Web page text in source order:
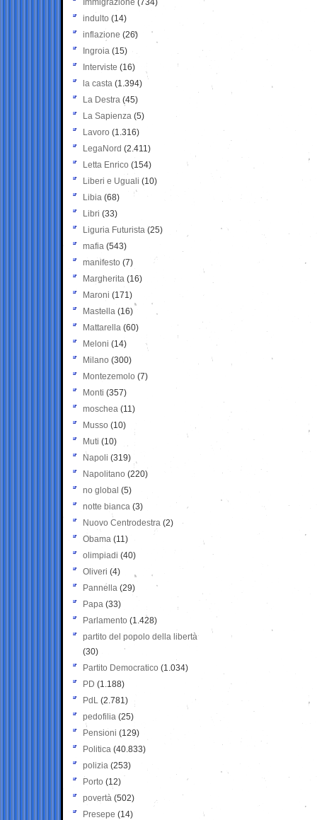
Immigrazione (734)
indulto (14)
inflazione (26)
Ingroia (15)
Interviste (16)
la casta (1.394)
La Destra (45)
La Sapienza (5)
Lavoro (1.316)
LegaNord (2.411)
Letta Enrico (154)
Liberi e Uguali (10)
Libia (68)
Libri (33)
Liguria Futurista (25)
mafia (543)
manifesto (7)
Margherita (16)
Maroni (171)
Mastella (16)
Mattarella (60)
Meloni (14)
Milano (300)
Montezemolo (7)
Monti (357)
moschea (11)
Musso (10)
Muti (10)
Napoli (319)
Napolitano (220)
no global (5)
notte bianca (3)
Nuovo Centrodestra (2)
Obama (11)
olimpiadi (40)
Oliveri (4)
Pannella (29)
Papa (33)
Parlamento (1.428)
partito del popolo della libertà
(30)
Partito Democratico (1.034)
PD (1.188)
PdL (2.781)
pedofilia (25)
Pensioni (129)
Politica (40.833)
polizia (253)
Porto (12)
povertà (502)
Presepe (14)